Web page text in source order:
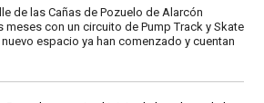
de las Cañas de Pozuelo de Alarcón
con un circuito de Pump Track y Skate
espacio ya han comenzado y cuentan